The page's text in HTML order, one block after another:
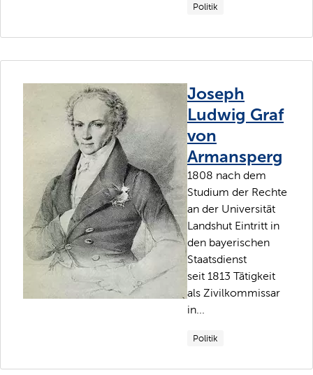
Politik
Joseph
Ludwig Graf
von
Armansperg
1808 nach dem
Studium der Rechte
an der Universität
Landshut Eintritt in
den bayerischen
Staatsdienst
seit 1813 Tätigkeit
als Zivilkommissar
in...
Politik